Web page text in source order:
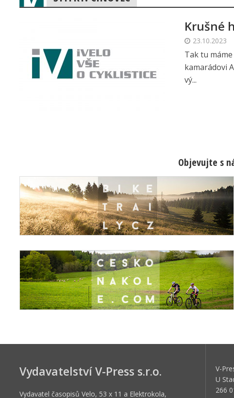
Krušné
23.10.2023
Tak tu
kamarádovi
vý...
Objevujte s
Vydavatelství V-Press s.r.o.
Vydavatel časopisů Velo, 53 x 11 a Elektrokola,
V-
U
266